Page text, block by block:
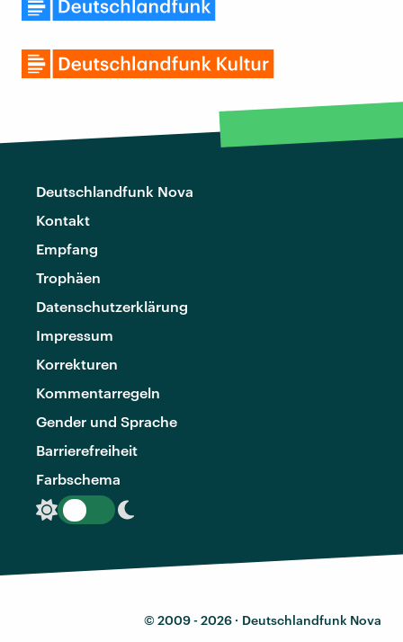
Deutschlandfunk Nova
Kontakt
Empfang
Trophäen
Datenschutzerklärung
Impressum
Korrekturen
Kommentarregeln
Gender und Sprache
Barrierefreiheit
Farbschema
© 2009 - 2026 · Deutschlandfunk Nova